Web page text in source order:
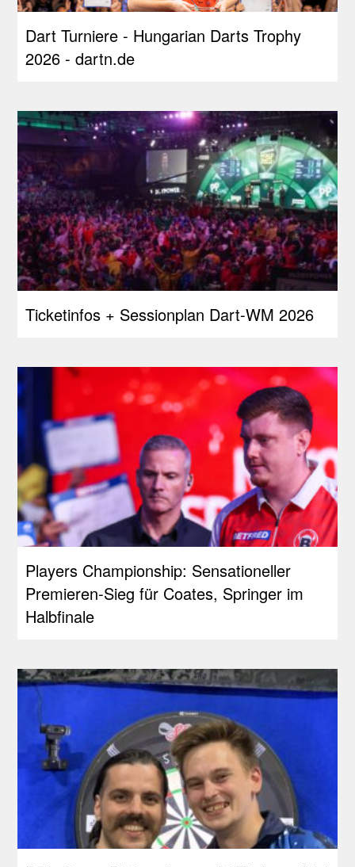
Dart Turniere - Hungarian Darts Trophy
2026 - dartn.de
Ticketinfos + Sessionplan Dart-WM 2026
Players Championship: Sensationeller
Premieren-Sieg für Coates, Springer im
Halbfinale